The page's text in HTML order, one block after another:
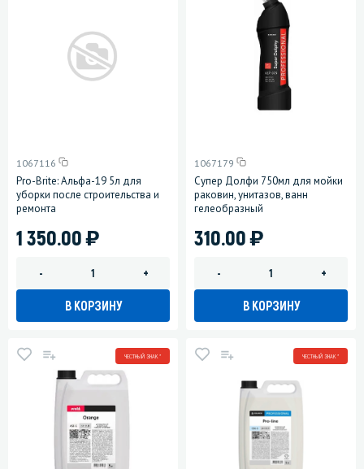
1067116
Pro-Brite: Альфа-19 5л для
уборки после строительства и
ремонта
1 350.00)
- +
В КОРЗИНУ
1067179
Супер Долфи 750мл для мойки
раковин, унитазов, ванн
гелеобразный
310.00)
- +
В КОРЗИНУ
ЧЕСТНЫЙ ЗНАК * ЧЕСТНЫЙ ЗНАК *